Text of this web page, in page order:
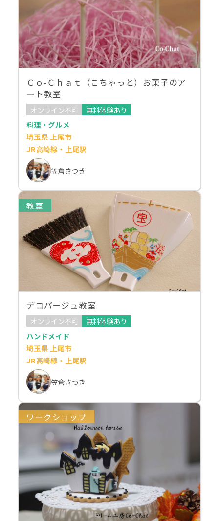
Ｃｏ-Ｃｈａｔ（こちゃっと）お菓子のア
ート教室
オンライン不可
無料体験あり
料理・グルメ
埼玉県 上尾市
JR高崎線・上尾駅
笠倉さつき
教室
デコパージュ教室
オンライン不可
無料体験あり
ハンドメイド
埼玉県 上尾市
JR高崎線・上尾駅
笠倉さつき
ワークショップ